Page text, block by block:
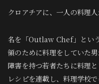
クロアチアに、一人の料理人
名を「Outlaw Chef」とい
領のために料理をしていた
障害を持つ若者たちに料理
レシピを連載し、料理学校